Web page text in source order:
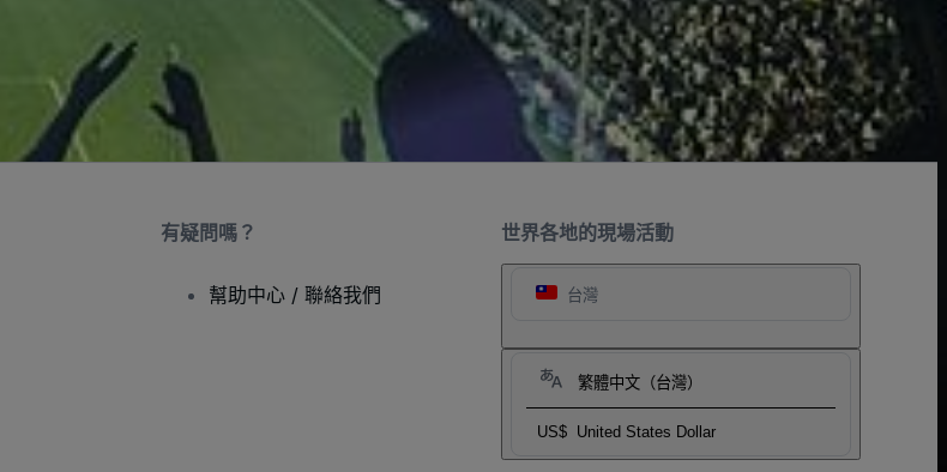
世界各地的現場活動
台灣
繁體中文（台灣）
US$ United States Dollar
有疑問嗎？
幫助中心 / 聯絡我們